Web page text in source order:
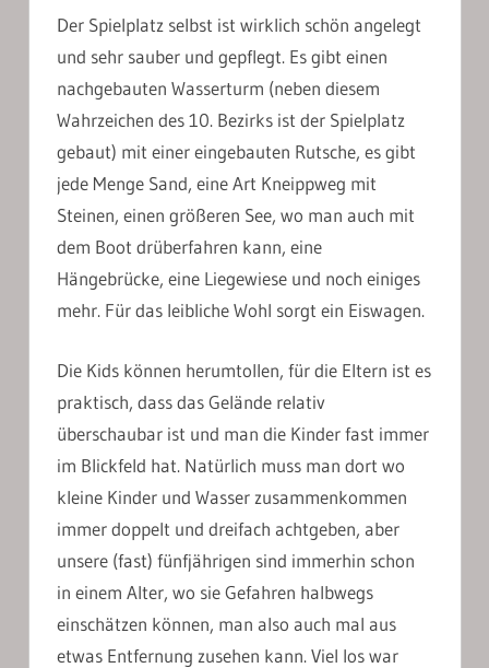
Der Spielplatz selbst ist wirklich schön angelegt
und sehr sauber und gepflegt. Es gibt einen
nachgebauten Wasserturm (neben diesem
Wahrzeichen des 10. Bezirks ist der Spielplatz
gebaut) mit einer eingebauten Rutsche, es gibt
jede Menge Sand, eine Art Kneippweg mit
Steinen, einen größeren See, wo man auch mit
dem Boot drüberfahren kann, eine
Hängebrücke, eine Liegewiese und noch einiges
mehr. Für das leibliche Wohl sorgt ein Eiswagen.
Die Kids können herumtollen, für die Eltern ist es
praktisch, dass das Gelände relativ
überschaubar ist und man die Kinder fast immer
im Blickfeld hat. Natürlich muss man dort wo
kleine Kinder und Wasser zusammenkommen
immer doppelt und dreifach achtgeben, aber
unsere (fast) fünfjährigen sind immerhin schon
in einem Alter, wo sie Gefahren halbwegs
einschätzen können, man also auch mal aus
etwas Entfernung zusehen kann. Viel los war